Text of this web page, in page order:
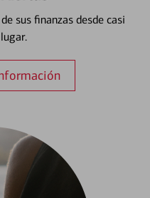
sus finanzas desde casi